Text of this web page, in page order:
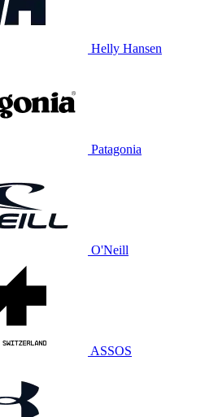
Helly Hansen
Patagonia
O'Neill
ASSOS